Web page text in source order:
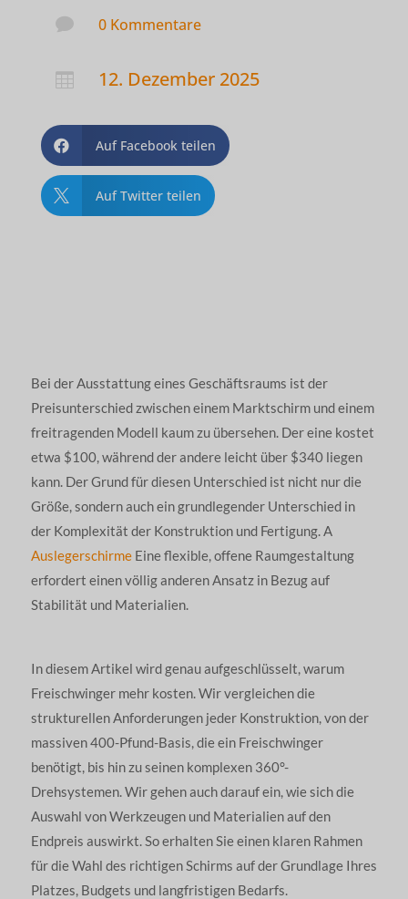
 0 Kommentare
 12. Dezember 2025
 Auf Facebook teilen
 Auf Twitter teilen
Bei der Ausstattung eines Geschäftsraums ist der
Preisunterschied zwischen einem Marktschirm und einem
freitragenden Modell kaum zu übersehen. Der eine kostet
etwa $100, während der andere leicht über $340 liegen
kann. Der Grund für diesen Unterschied ist nicht nur die
Größe, sondern auch ein grundlegender Unterschied in
der Komplexität der Konstruktion und Fertigung. A
AuslegerschirmeEine flexible, offene Raumgestaltung
erfordert einen völlig anderen Ansatz in Bezug auf
Stabilität und Materialien.
In diesem Artikel wird genau aufgeschlüsselt, warum
Freischwinger mehr kosten. Wir vergleichen die
strukturellen Anforderungen jeder Konstruktion, von der
massiven 400-Pfund-Basis, die ein Freischwinger
benötigt, bis hin zu seinen komplexen 360°-
Drehsystemen. Wir gehen auch darauf ein, wie sich die
Auswahl von Werkzeugen und Materialien auf den
Endpreis auswirkt. So erhalten Sie einen klaren Rahmen
für die Wahl des richtigen Schirms auf der Grundlage Ihres
Platzes, Budgets und langfristigen Bedarfs.